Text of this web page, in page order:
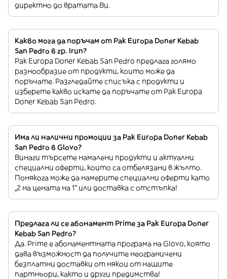
директно до вратата Ви.
Какво мога да поръчам от Pak Europa Doner Kebab
San Pedro в гр. Irun?
Pak Europa Doner Kebab San Pedro предлага голямо
разнообразие от продукти, които може да
поръчате. Разгледайте списъка с продукти и
изберете какво искате да поръчате от Pak Europa
Doner Kebab San Pedro.
Има ли налични промоции за Pak Europa Doner Kebab
San Pedro в Glovo?
Винаги търсете намалени продукти и актуални
специални оферти, които са отбелязани в жълто.
Понякога може да намерите специални оферти като
„2 на цената на 1“ или доставка с отстъпка!
Предлага ли се абонамент Prime за Pak Europa Doner
Kebab San Pedro?
Да. Prime е абонаментната програма на Glovo, която
дава възможност да получите неограничени
безплатни доставки от някои от нашите
партньори, както и други предимства!